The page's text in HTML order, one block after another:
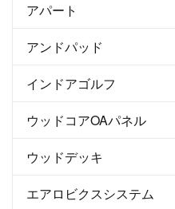
アパート
アンドパッド
インドアゴルフ
ウッドコアOAパネル
ウッドデッキ
エアロビクスシステム